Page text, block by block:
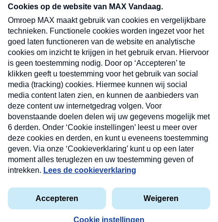
nieuwsbrief. Elke vrijdag- en dinsdagochtend in
uw mailbox.
Verzend
Privacyverklaring
Cookieverklaring
Kwetsbaarheid melden
Copyright © 2026 MAX Vandaag - Omroep MAX
Nieuwsbrief
Neem hier een gratis abonnement op onze
nieuwsbrief. Elke vrijdag- en dinsdagochtend in uw